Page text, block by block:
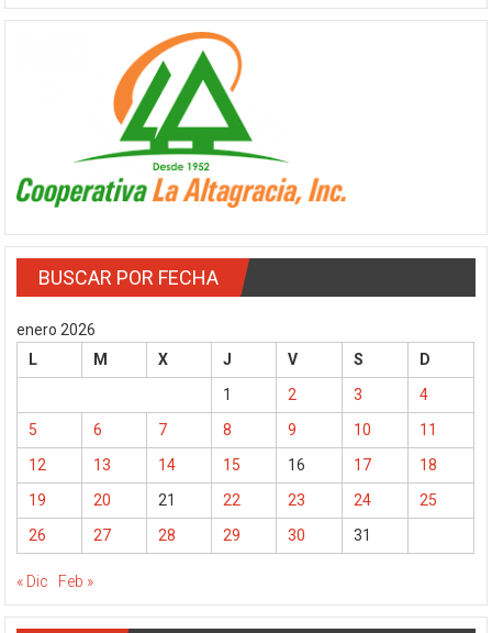
BUSCAR POR FECHA
enero 2026
L
M X J V S
D
1
2 3
4
5
6 7 8 9 10
11
12
13 14 15 16 17
18
19
20 21 22 23 24
25
26
27 28 29 30 31
« Dic Feb »